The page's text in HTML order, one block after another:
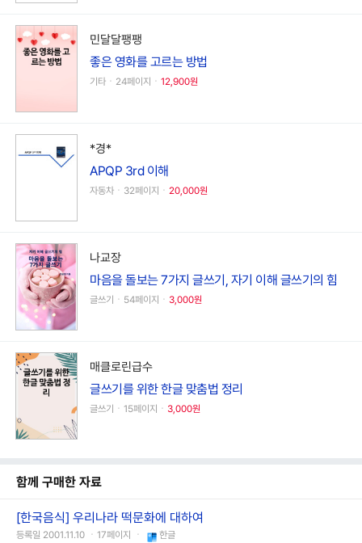
민달달팽팽
좋은 영화를 고르는 방법
기타ㆍ24페이지ㆍ 12,900원
*경*
APQP 3rd 이해
자동차ㆍ32페이지ㆍ 20,000원
나교장
마음을 돌보는 7가지 글쓰기, 자기 이해 글쓰기의 힘
글쓰기ㆍ54페이지ㆍ 3,000원
매클로린급수
글쓰기를 위한 한글 맞춤법 정리
글쓰기ㆍ15페이지ㆍ 3,000원
함께 구매한 자료
[한국음식] 우리나라 떡문화에 대하여
등록일 2001.11.10 ㆍ17페이지 ㆍ 한글